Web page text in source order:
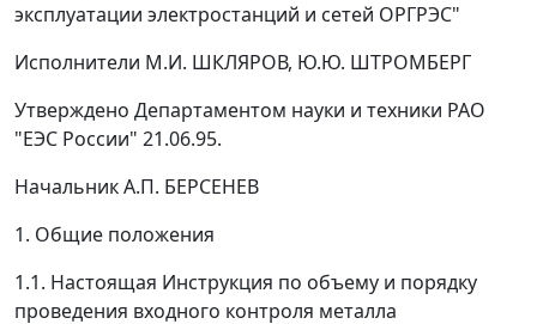
эксплуатации электростанций и сетей ОРГРЭС"
Исполнители М.И. ШКЛЯРОВ, Ю.Ю. ШТРОМБЕРГ
Утверждено Департаментом науки и техники РАО
"ЕЭС России" 21.06.95.
Начальник А.П. БЕРСЕНЕВ
1. Общие положения
1.1. Настоящая Инструкция по объему и порядку
проведения входного контроля металла